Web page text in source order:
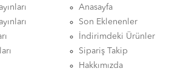
Anasayfa
Son Eklenenler
İndirimdeki Ürünler
Sipariş Takip
Hakkımızda